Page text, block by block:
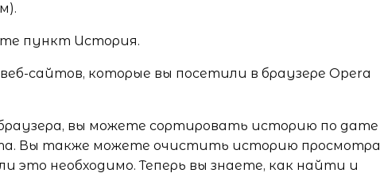
пункт История.
сайтов, которые вы посетили в браузере Opera
вы можете сортировать историю по дате
Вы также можете очистить историю просмотра
это необходимо. Теперь вы знаете, как найти и